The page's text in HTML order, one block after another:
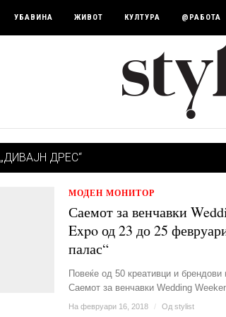
УБАВИНА ЖИВОТ КУЛТУРА @РАБОТА
„ДИВАЈН ДРЕС“
МОДЕН МОНИТОР
Саемот за венчавки
Expo од 23 до 25
палас“
Повеќе од 50 креативци и брендови
Саемот за венчавки Wedding
На февруари 16, 2018 / Од stylist